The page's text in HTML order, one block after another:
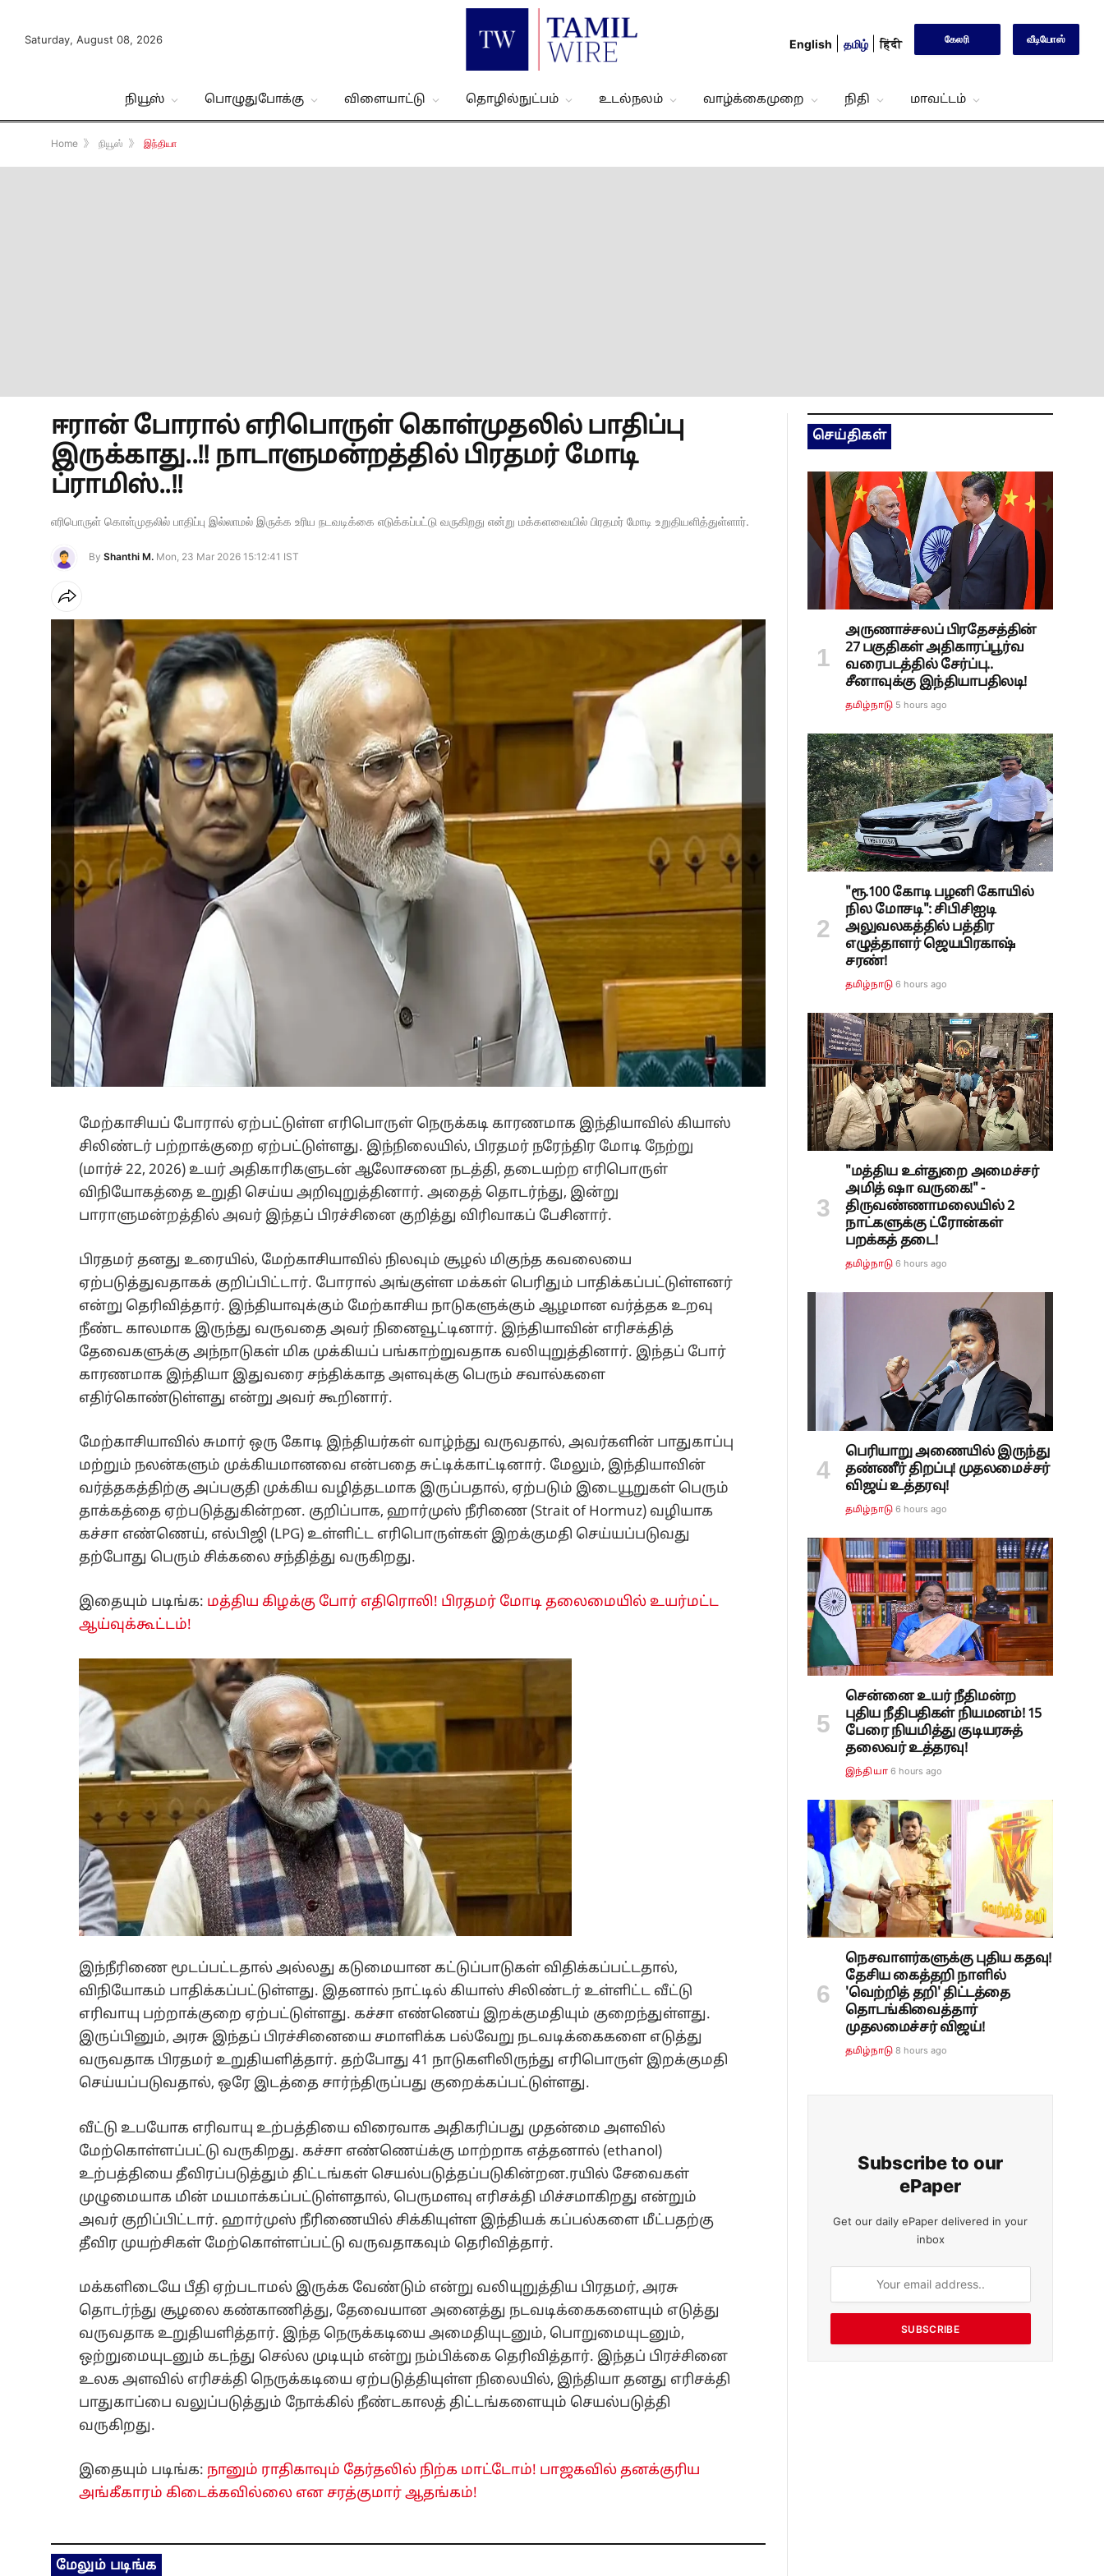
Saturday, August 08, 2026 English தமிழ் हिंदी கேலரி வீடியோஸ்
நியூஸ் பொழுதுபோக்கு விளையாட்டு தொழில்நுட்பம் உடல்நலம் வாழ்க்கைமுறை நிதி மாவட்டம்
Home 》 நியூஸ் 》 இந்தியா
ஈரான் போரால் எரிபொருள் கொள்முதலில் பாதிப்பு
இருக்காது..!! நாடாளுமன்றத்தில் பிரதமர் மோடி
ப்ராமிஸ்..!!
எரிபொருள் கொள்முதலில் பாதிப்பு இல்லாமல் இருக்க உரிய நடவடிக்கை எடுக்கப்பட்டு வருகிறது என்று மக்களவையில் பிரதமர் மோடி உறுதியளித்துள்ளார்.
By Shanthi M. Mon, 23 Mar 2026 15:12:41 IST
மேற்காசியப் போரால் ஏற்பட்டுள்ள எரிபொருள் நெருக்கடி காரணமாக இந்தியாவில் கியாஸ்
சிலிண்டர் பற்றாக்குறை ஏற்பட்டுள்ளது. இந்நிலையில், பிரதமர் நரேந்திர மோடி நேற்று
(மார்ச் 22, 2026) உயர் அதிகாரிகளுடன் ஆலோசனை நடத்தி, தடையற்ற எரிபொருள்
விநியோகத்தை உறுதி செய்ய அறிவுறுத்தினார். அதைத் தொடர்ந்து, இன்று
பாராளுமன்றத்தில் அவர் இந்தப் பிரச்சினை குறித்து விரிவாகப் பேசினார்.
பிரதமர் தனது உரையில், மேற்காசியாவில் நிலவும் சூழல் மிகுந்த கவலையை
ஏற்படுத்துவதாகக் குறிப்பிட்டார். போரால் அங்குள்ள மக்கள் பெரிதும் பாதிக்கப்பட்டுள்ளனர்
என்று தெரிவித்தார். இந்தியாவுக்கும் மேற்காசிய நாடுகளுக்கும் ஆழமான வர்த்தக உறவு
நீண்ட காலமாக இருந்து வருவதை அவர் நினைவூட்டினார். இந்தியாவின் எரிசக்தித்
தேவைகளுக்கு அந்நாடுகள் மிக முக்கியப் பங்காற்றுவதாக வலியுறுத்தினார். இந்தப் போர்
காரணமாக இந்தியா இதுவரை சந்திக்காத அளவுக்கு பெரும் சவால்களை
எதிர்கொண்டுள்ளது என்று அவர் கூறினார்.
மேற்காசியாவில் சுமார் ஒரு கோடி இந்தியர்கள் வாழ்ந்து வருவதால், அவர்களின் பாதுகாப்பு
மற்றும் நலன்களும் முக்கியமானவை என்பதை சுட்டிக்காட்டினார். மேலும், இந்தியாவின்
வர்த்தகத்திற்கு அப்பகுதி முக்கிய வழித்தடமாக இருப்பதால், ஏற்படும் இடையூறுகள் பெரும்
தாக்கத்தை ஏற்படுத்துகின்றன. குறிப்பாக, ஹார்முஸ் நீரிணை (Strait of Hormuz) வழியாக
கச்சா எண்ணெய், எல்பிஜி (LPG) உள்ளிட்ட எரிபொருள்கள் இறக்குமதி செய்யப்படுவது
தற்போது பெரும் சிக்கலை சந்தித்து வருகிறது.
இதையும் படிங்க: மத்திய கிழக்கு போர் எதிரொலி! பிரதமர் மோடி தலைமையில் உயர்மட்ட
ஆய்வுக்கூட்டம்!
இந்நீரிணை மூடப்பட்டதால் அல்லது கடுமையான கட்டுப்பாடுகள் விதிக்கப்பட்டதால்,
விநியோகம் பாதிக்கப்பட்டுள்ளது. இதனால் நாட்டில் கியாஸ் சிலிண்டர் உள்ளிட்ட வீட்டு
எரிவாயு பற்றாக்குறை ஏற்பட்டுள்ளது. கச்சா எண்ணெய் இறக்குமதியும் குறைந்துள்ளது.
இருப்பினும், அரசு இந்தப் பிரச்சினையை சமாளிக்க பல்வேறு நடவடிக்கைகளை எடுத்து
வருவதாக பிரதமர் உறுதியளித்தார். தற்போது 41 நாடுகளிலிருந்து எரிபொருள் இறக்குமதி
செய்யப்படுவதால், ஒரே இடத்தை சார்ந்திருப்பது குறைக்கப்பட்டுள்ளது.
வீட்டு உபயோக எரிவாயு உற்பத்தியை விரைவாக அதிகரிப்பது முதன்மை அளவில்
மேற்கொள்ளப்பட்டு வருகிறது. கச்சா எண்ணெய்க்கு மாற்றாக எத்தனால் (ethanol)
உற்பத்தியை தீவிரப்படுத்தும் திட்டங்கள் செயல்படுத்தப்படுகின்றன.ரயில் சேவைகள்
முழுமையாக மின் மயமாக்கப்பட்டுள்ளதால், பெருமளவு எரிசக்தி மிச்சமாகிறது என்றும்
அவர் குறிப்பிட்டார். ஹார்முஸ் நீரிணையில் சிக்கியுள்ள இந்தியக் கப்பல்களை மீட்பதற்கு
தீவிர முயற்சிகள் மேற்கொள்ளப்பட்டு வருவதாகவும் தெரிவித்தார்.
மக்களிடையே பீதி ஏற்படாமல் இருக்க வேண்டும் என்று வலியுறுத்திய பிரதமர், அரசு
தொடர்ந்து சூழலை கண்காணித்து, தேவையான அனைத்து நடவடிக்கைகளையும் எடுத்து
வருவதாக உறுதியளித்தார். இந்த நெருக்கடியை அமைதியுடனும், பொறுமையுடனும்,
ஒற்றுமையுடனும் கடந்து செல்ல முடியும் என்று நம்பிக்கை தெரிவித்தார். இந்தப் பிரச்சினை
உலக அளவில் எரிசக்தி நெருக்கடியை ஏற்படுத்தியுள்ள நிலையில், இந்தியா தனது எரிசக்தி
பாதுகாப்பை வலுப்படுத்தும் நோக்கில் நீண்டகாலத் திட்டங்களையும் செயல்படுத்தி
வருகிறது.
இதையும் படிங்க: நானும் ராதிகாவும் தேர்தலில் நிற்க மாட்டோம்! பாஜகவில் தனக்குரிய
அங்கீகாரம் கிடைக்கவில்லை என சரத்குமார் ஆதங்கம்!
மேலும் படிங்க
செய்திகள்
அருணாச்சலப் பிரதேசத்தின்
27 பகுதிகள் அதிகாரப்பூர்வ
வரைபடத்தில் சேர்ப்பு..
சீனாவுக்கு இந்தியாபதிலடி!
தமிழ்நாடு 5 hours ago
"ரூ.100 கோடி பழனி கோயில்
நில மோசடி": சிபிசிஐடி
அலுவலகத்தில் பத்திர
எழுத்தாளர் ஜெயபிரகாஷ்
சரண்!
தமிழ்நாடு 6 hours ago
"மத்திய உள்துறை அமைச்சர்
அமித் ஷா வருகை!" -
திருவண்ணாமலையில் 2
நாட்களுக்கு ட்ரோன்கள்
பறக்கத் தடை!
தமிழ்நாடு 6 hours ago
பெரியாறு அணையில் இருந்து
தண்ணீர் திறப்பு! முதலமைச்சர்
விஜய் உத்தரவு!
தமிழ்நாடு 6 hours ago
சென்னை உயர் நீதிமன்ற
புதிய நீதிபதிகள் நியமனம்! 15
பேரை நியமித்து குடியரசுத்
தலைவர் உத்தரவு!
இந்தியா 6 hours ago
நெசவாளர்களுக்கு புதிய கதவு!
தேசிய கைத்தறி நாளில்
'வெற்றித் தறி' திட்டத்தை
தொடங்கிவைத்தார்
முதலமைச்சர் விஜய்!
தமிழ்நாடு 8 hours ago
Subscribe to our
ePaper
Get our daily ePaper delivered in your
inbox
SUBSCRIBE